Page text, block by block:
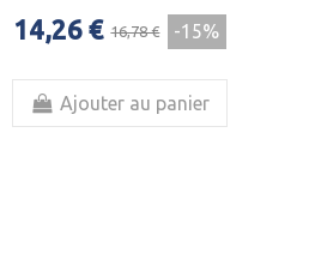
14,26 € 16,78 € -15%
Ajouter au panier